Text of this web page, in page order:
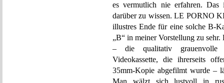
es vermutlich nie erfahren. Das
darüber zu wissen. LE PORNO
illustres Ende für eine solche B-
„B“ in meiner Vorstellung zu
– die qualitativ grauenvolle
Videokassette, die ihrerseits
35mm-Kopie abgefilmt wurde –
Man wälzt sich lustvoll in